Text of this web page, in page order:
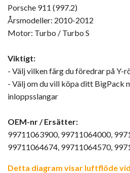
Porsche 911 (997.2)
Årsmodeller: 2010-2012
Motor: Turbo / Turbo S
Viktigt:
- Välj vilken färg du föredrar på Y-
- Välj om du vill köpa ditt BigPack
inloppsslangar
OEM-nr / Ersätter:
99711063900, 99711064000,
99711064674, 99711064570,
Detta diagram visar luftflöde